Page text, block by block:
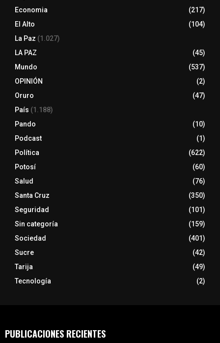
Economia
(217)
El Alto
(104)
La Paz (1.027)
LA PAZ
(45)
Mundo
(537)
OPINIÓN
(2)
Oruro
(47)
País (1.188)
Pando
(10)
Podcast
(1)
Política
(622)
Potosí
(60)
Salud
(76)
Santa Cruz
(350)
Seguridad
(101)
Sin categoría
(159)
Sociedad
(401)
Sucre
(42)
Tarija
(49)
Tecnología
(2)
PUBLICACIONES RECIENTES